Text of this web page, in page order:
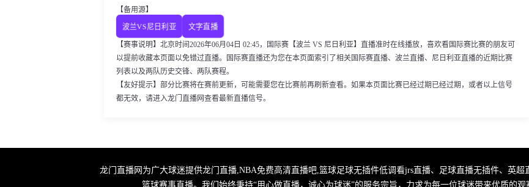
【备用源】
波兰VS尼日利亚 文字直播
【赛事说明】北京时间2026年06月04日 02:45，国际赛【波兰 VS 尼日利亚】直播准时在线播放，喜欢看国际赛比赛的朋友可
以提前收藏本页面以免错过直播。国际赛直播还为您在本页面索引了相关国际赛直播、波兰直播、尼日利亚直播的近期比赛
列表以及两队历史交锋、两队赛程。
【友好提示】部分比赛将在赛前更新，可能需要您在比赛前再刷新查看。如果本页面比赛已经过期已经过期，或者以上信号
都无效，请进入龙门直播网查看最新直播信号。
龙门直播网为广大球迷提供龙门直播,NBA免费高清直播吧,篮球足球无插件低调看jrs直播、足球直播无插件、英超
篮球赛事直播。我们始终秉持“用心做直播，诚心为球迷”的服务宗旨，力求为每一位球迷带来优质的观